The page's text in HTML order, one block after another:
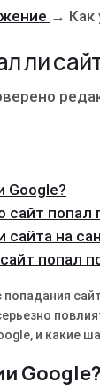
→ Как
ли
Google?
сайт попал
на
попал
попадания
и какие
Google?